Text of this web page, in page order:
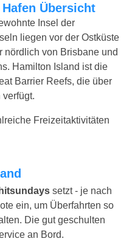
Hafen Übersicht
Insel der
liegen vor der Ostküste
nördlich von Brisbane und
Hamilton Island ist die
Barrier Reefs, die über
Freizeitaktivitäten
setzt - je nach
ein, um Überfahrten so
Die gut geschulten
an Bord.